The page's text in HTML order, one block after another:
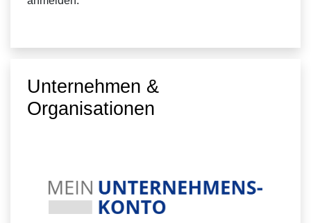
Unternehmen &
Organisationen